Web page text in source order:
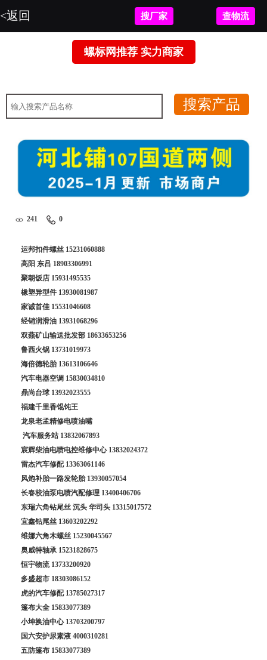
<返回 搜厂家 查物流
螺标网推荐 实力商家
241 0
运邦扣件螺丝 15231060888
高阳 东吕 18903306991
聚朝饭店 15931495535
橡塑异型件 13930081987
家诚首佳 15531046608
经销润滑油 13931068296
双燕矿山输送批发部 18633653256
鲁西火锅 13731019973
海倍德轮胎 13613106646
汽车电器空调 15830034810
鼎尚台球 13932023555
福建千里香馄饨王
龙泉老孟精修电喷油嘴
汽车服务站 13832067893
宸辉柴油电喷电控维修中心 13832024372
雷杰汽车修配 13363061146
风炮补胎一路发轮胎 13930057054
长春校油泵电喷汽配修理 13400406706
东瑞六角钻尾丝 沉头 华司头 13315017572
宜鑫钻尾丝 13603202292
维娜六角木螺丝 15230045567
奥威特轴承 15231828675
恒宇物流 13733200920
多盛超市 18303086152
虎的汽车修配 13785027317
篷布大全 15833077389
小坤换油中心 13703200797
国六安护尿素液 4000310281
五防篷布 15833077389